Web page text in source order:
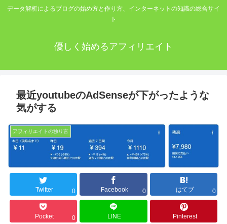
データ解析によるブログの始め方と作り方、インターネットの知識の総合サイ
ト
優しく始めるアフィリエイト
最近youtubeのAdSenseが下がったような
気がする
アフィリエイトの独り言
Twitter 0 Facebook 0 はてブ 0
Pocket 0 LINE Pinterest